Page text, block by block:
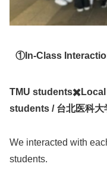
①In-Class
TMU
students / 台北医科
We interacted with
students.